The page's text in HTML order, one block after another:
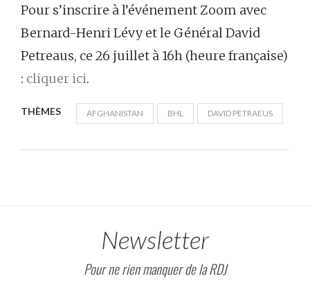
Pour s’inscrire à l’événement Zoom avec
Bernard-Henri Lévy et le Général David
Petreaus, ce 26 juillet à 16h (heure française)
: cliquer ici.
THÈMES AFGHANISTAN BHL DAVID PETRAEUS
Newsletter
Pour ne rien manquer de la RDJ